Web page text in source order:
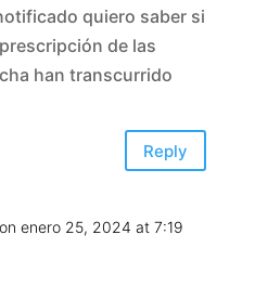
quiero saber si
de las
han transcurrido
Reply
on enero 25, 2024 at 7:19